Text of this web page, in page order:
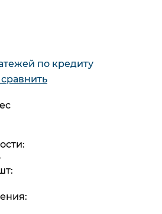
по кредиту
сравнить